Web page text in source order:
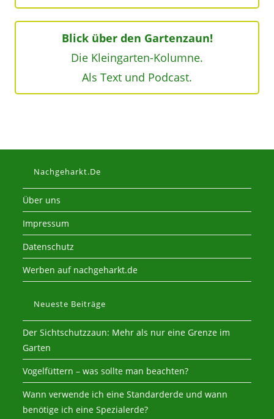
Blick über den Gartenzaun!
Die Kleingarten-Kolumne.
Als Text und Podcast.
Nachgeharkt.de
Über uns
Impressum
Datenschutz
Werben auf nachgeharkt.de
Neueste Beiträge
Der Sichtschutzzaun: Mehr als nur eine Grenze im
Garten
Vogelfüttern – was sollte man beachten?
Wann verwende ich eine Standarderde und wann
benötige ich eine Spezialerde?